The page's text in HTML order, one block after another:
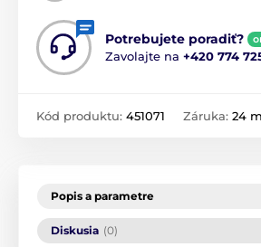
Potrebujete poradiť?
Zavolajte na +420 774
Kód produktu: 451071 Záruka: 24
Popis a parametre
Diskusia (0)